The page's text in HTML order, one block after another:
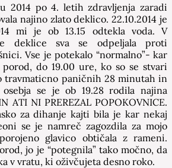
2014 po 4. letih zdravljenja zaradi
najino zlato deklico. 22.10.2014 je
mi je ob 13.15 odtekla voda. V
deklice sva se odpeljala proti
Vse je potekalo “normalno”- kar
do 19.00 ure, ko so se stvari
travmaticno paničnih 28 minutah in
se je ob 19.28 rodila najina
ATI NI PREREZAL POPOKOVNICE.
za dihanje kajti bila je kar nekaj
se je namreč zagozdila za mojo
glavico obtičala z rameni.
jo je “potegnila” tako močno, da
v vratu, ki oživčujeta desno roko.